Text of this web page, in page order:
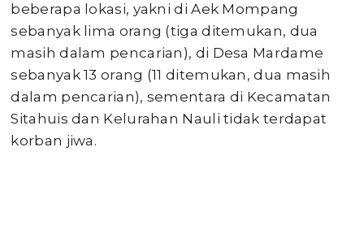
beberapa lokasi, yakni di Aek Mompang
sebanyak lima orang (tiga ditemukan, dua
masih dalam pencarian), di Desa Mardame
sebanyak 13 orang (11 ditemukan, dua masih
dalam pencarian), sementara di Kecamatan
Sitahuis dan Kelurahan Nauli tidak terdapat
korban jiwa.